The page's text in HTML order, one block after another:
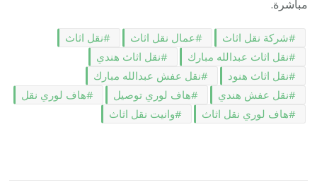
مباشرة.
شركة نقل اثاث عمال نقل اثاث
نقل اثاث
نقل اثاث عبدالله مبارك
نقل اثاث هندي
نقل اثاث هنود
نقل عفش عبدالله مبارك
نقل عفش هندي
هاف لوري توصيل
هاف لوري نقل
هاف لوري نقل اثاث
وانيت نقل اثاث